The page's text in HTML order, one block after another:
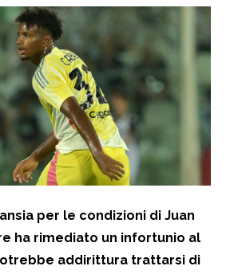
per le condizioni di Juan
ha rimediato un infortunio al
addirittura trattarsi di